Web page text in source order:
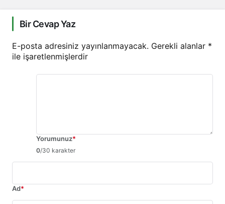
Bir Cevap Yaz
E-posta adresiniz yayınlanmayacak. Gerekli alanlar *
ile işaretlenmişlerdir
Yorumunuz*
0/30 karakter
Ad*